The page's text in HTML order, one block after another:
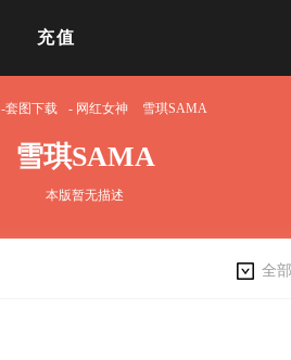
充值
-套图下载 - 网红女神 雪琪SAMA
雪琪SAMA
本版暂无描述
全